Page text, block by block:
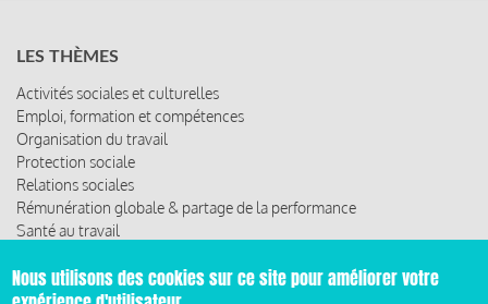
LES THÈMES
Activités sociales et culturelles
Emploi, formation et compétences
Organisation du travail
Protection sociale
Relations sociales
Rémunération globale & partage de la performance
Santé au travail
ACCÈS RAPIDE
Nous utilisons des cookies sur ce site pour améliorer votre